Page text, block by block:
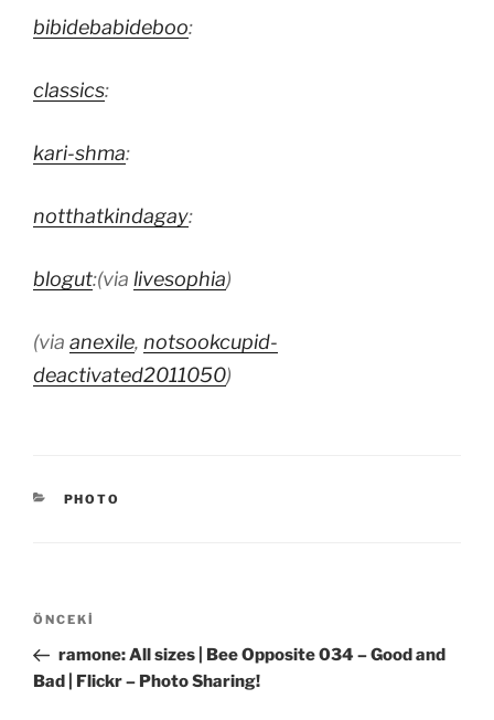
bibidebabideboo:
classics:
kari-shma:
notthatkindagay:
blogut:(via livesophia)
(via anexile, notsookcupid-
deactivated2011050)
KATEGORILER
PHOTO
Yazı
Önceki
Yazı
ÖNCEKI
ramone: All sizes | Bee Opposite 034 – Good and
Bad | Flickr – Photo Sharing!